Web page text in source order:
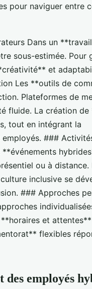
pour naviguer entre
Dans un
sous-estimée. Pour
et
Les **outils de
Plateformes de
fluide. La création
tout en intégrant la
###
ou à
inclusive se
### Approches
et
flexibles
des employés